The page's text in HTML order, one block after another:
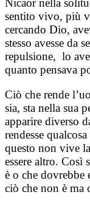
Nicaor nella
sentito vivo, più
cercando Dio,
stesso avesse da
repulsione, lo
quanto pensava
Ciò che rende
sia, sta nella sua
apparire diverso
rendesse
questo non vive
essere altro. Così
è o che
ciò che non è ma